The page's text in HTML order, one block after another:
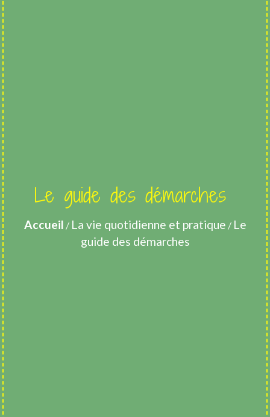
Le guide des démarches
Accueil / La vie quotidienne et pratique / Le
guide des démarches